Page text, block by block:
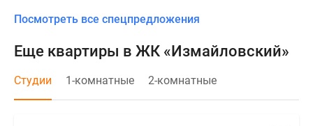
Посмотреть все спецпредложения
Еще квартиры в ЖК «Измайловский»
Студии 1-комнатные 2-комнатные